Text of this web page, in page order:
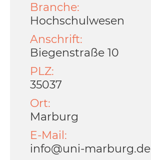
Branche:
Hochschulwesen
Anschrift:
Biegenstraße 10
PLZ:
35037
Ort:
Marburg
E-Mail:
info@uni-marburg.de